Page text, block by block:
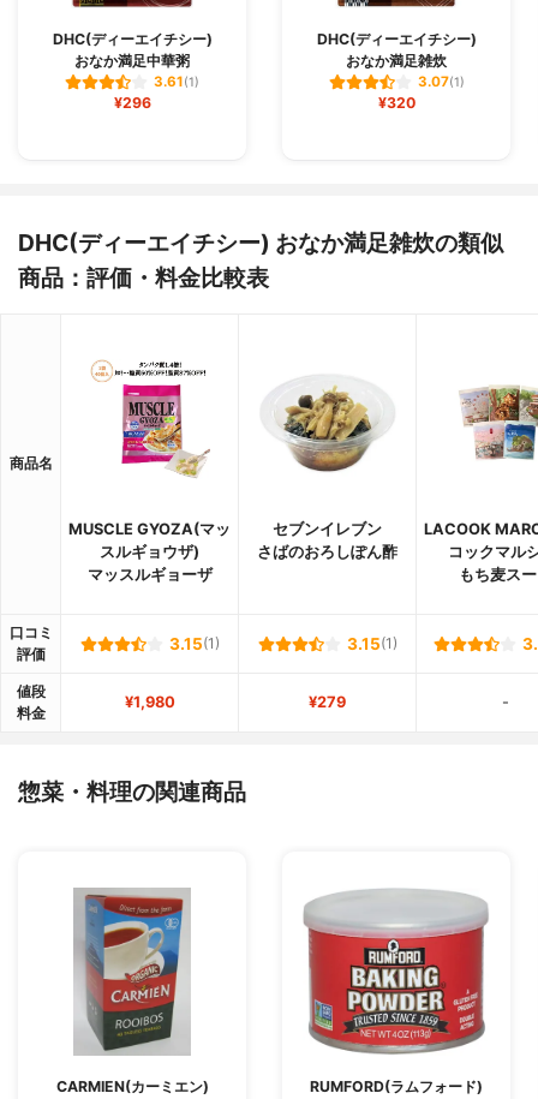
DHC(ディーエイチシー)
おなか満足中華粥
3.61(1)
¥296
DHC(ディーエイチシー)
おなか満足雑炊
3.07(1)
¥320
DHC(ディーエイチシー) おなか満足雑炊の類似
商品：評価・料金比較表
商品名
MUSCLE GYOZA(マッ
スルギョウザ)
マッスルギョーザ
セブンイレブン
さばのおろしぽん酢
LACOOK
コックマル
もち麦ス
口コミ
評価
3.15(1) 3.15(1)
値段
料金
¥1,980 ¥279 -
惣菜・料理の関連商品
CARMIEN(カーミエン)
RUMFORD(ラムフォード)